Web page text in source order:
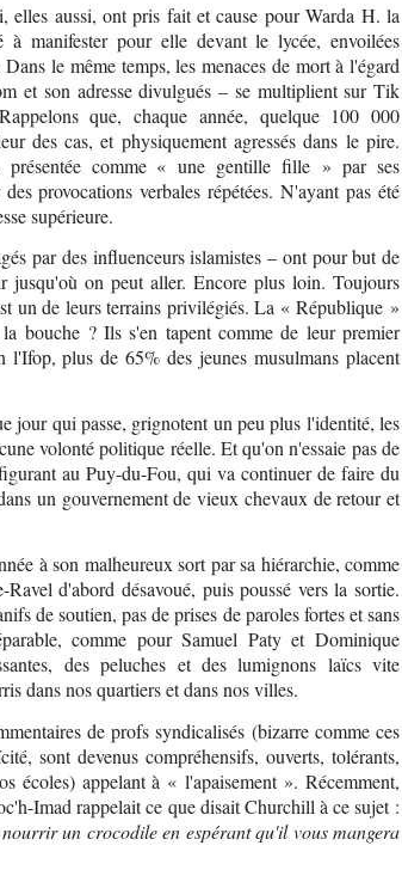
elles aussi, ont pris fait et cause pour Warda H. la
à manifester pour elle devant le lycée, envoilées
le même temps, les menaces de mort à l'égard
et son adresse divulgués – se multiplient sur Tik
que, chaque année, quelque 100 000
des cas, et physiquement agressés dans le pire.
présentée comme « une gentille fille » par ses
provocations verbales répétées. N'ayant pas été
supérieure.
par des influenceurs islamistes – ont pour but de
jusqu'où on peut aller. Encore plus loin. Toujours
un de leurs terrains privilégiés. La « République »
bouche ? Ils s'en tapent comme de leur premier
plus de 65% des jeunes musulmans placent
jour qui passe, grignotent un peu plus l'identité, les
volonté politique réelle. Et qu'on n'essaie pas de
au Puy-du-Fou, qui va continuer de faire du
un gouvernement de vieux chevaux de retour et
à son malheureux sort par sa hiérarchie, comme
d'abord désavoué, puis poussé vers la sortie.
de soutien, pas de prises de paroles fortes et sans
comme pour Samuel Paty et Dominique
des peluches et des lumignons laïcs vite
dans nos quartiers et dans nos villes.
de profs syndicalisés (bizarre comme ces
sont devenus compréhensifs, ouverts, tolérants,
écoles) appelant à « l'apaisement ». Récemment,
Imad rappelait ce que disait Churchill à ce sujet :
un crocodile en espérant qu'il vous mangera